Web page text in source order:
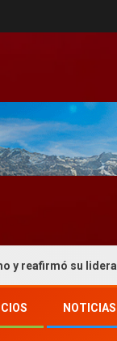
liderazgo nacional
NOTICIAS